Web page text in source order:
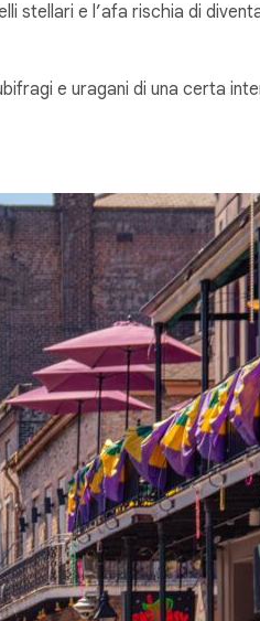
stellari e l’afa rischia di
e uragani di una certa